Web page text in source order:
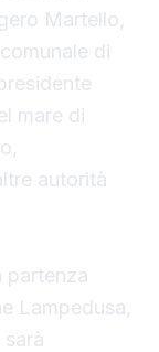
Martello,
di
mare di
autorità
partenza
Lampedusa,